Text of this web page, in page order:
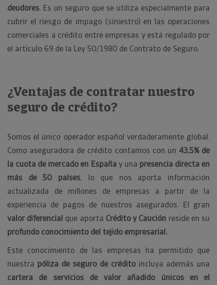
deudores. Es un seguro que se utiliza especialmente para
cubrir el riesgo de impago (siniestro) en las operaciones
comerciales a crédito entre empresas y está regulado por
el artículo 69 de la Ley 50/1980 de Contrato de Seguro.
¿Ventajas de contratar nuestro
seguro de crédito?
Somos el único operador español verdaderamente global.
Como aseguradora de crédito contamos con un 43,5% de
la cuota de mercado en España y una presencia directa en
más de 50 países, lo que nos aporta información
actualizada de millones de empresas a partir de la
experiencia de pagos de nuestros asegurados. El gran
valor diferencial que aporta Crédito y Caución reside en su
profundo conocimiento del tejido empresarial.
Este conocimiento de las empresas ha permitido que
nuestra póliza de seguro de crédito incluya además una
cartera de servicios de valor añadido únicos en el